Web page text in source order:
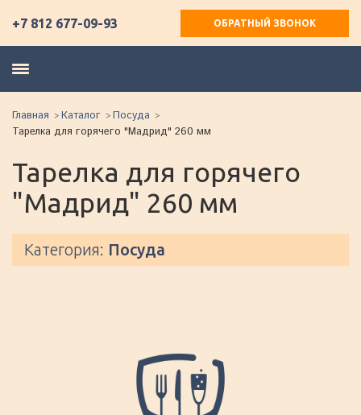
+7 812 677-09-93 ОБРАТНЫЙ ЗВОНОК
Главная Каталог
Посуда
Тарелка для горячего "Мадрид" 260 мм
Тарелка для горячего
"Мадрид" 260 мм
Категория: Посуда